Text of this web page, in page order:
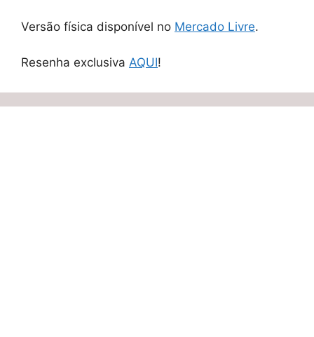
Versão física disponível no Mercado Livre.
Resenha exclusiva AQUI!